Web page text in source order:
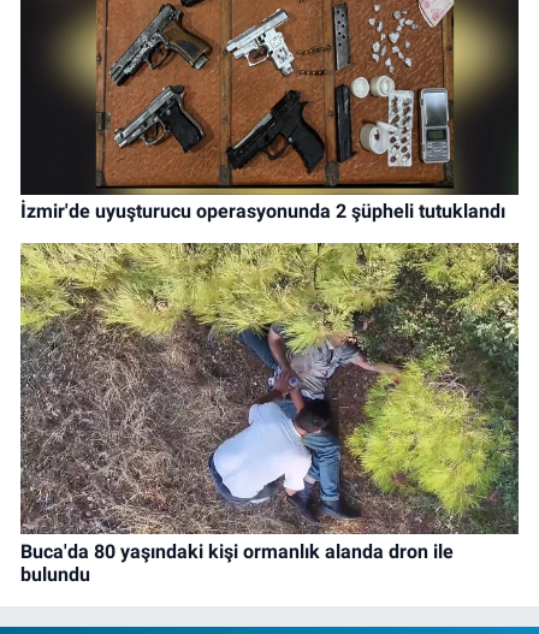
İzmir'de uyuşturucu operasyonunda 2 şüpheli tutuklandı
Buca'da 80 yaşındaki kişi ormanlık alanda dron ile
bulundu